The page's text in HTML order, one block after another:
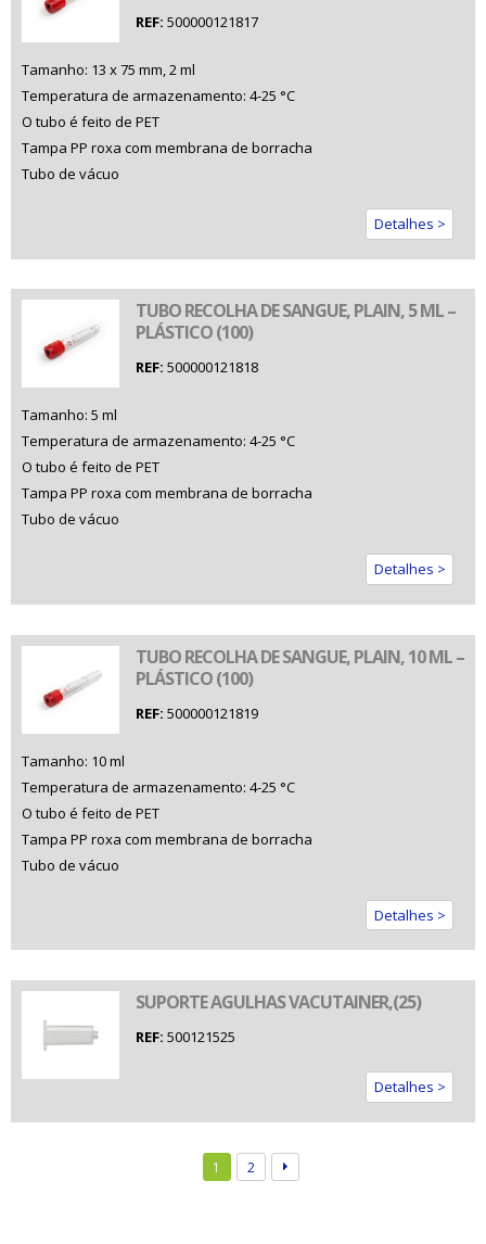
REF: 500000121817
Tamanho: 13 x 75 mm, 2 ml
Temperatura de armazenamento: 4-25 °C
O tubo é feito de PET
Tampa PP roxa com membrana de borracha
Tubo de vácuo
Detalhes >
TUBO RECOLHA DE SANGUE, PLAIN, 5 ML –
PLÁSTICO (100)
REF: 500000121818
Tamanho: 5 ml
Temperatura de armazenamento: 4-25 °C
O tubo é feito de PET
Tampa PP roxa com membrana de borracha
Tubo de vácuo
Detalhes >
TUBO RECOLHA DE SANGUE, PLAIN, 10 ML –
PLÁSTICO (100)
REF: 500000121819
Tamanho: 10 ml
Temperatura de armazenamento: 4-25 °C
O tubo é feito de PET
Tampa PP roxa com membrana de borracha
Tubo de vácuo
Detalhes >
SUPORTE AGULHAS VACUTAINER,(25)
REF: 500121525
Detalhes >
1 2